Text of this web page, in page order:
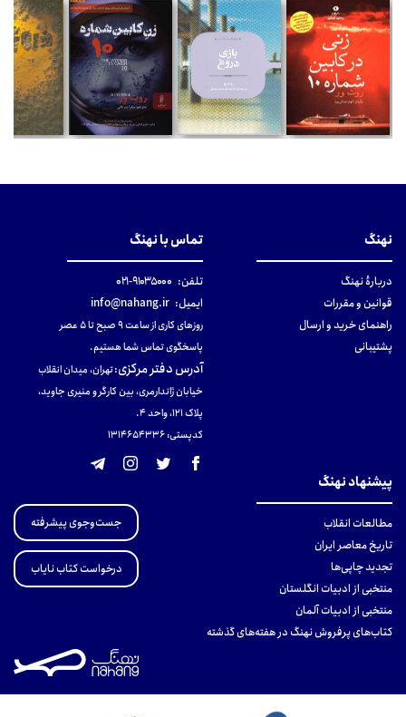
نهنگ
دربارهٔ نهنگ
قوانین و مقررات
راهنمای خرید و ارسال
پشتیبانی
تماس با نهنگ
تلفن: ۹۱۰۳۵۰۰۰-۰۲۱
ایمیل: info@nahang.ir
روزهای کاری از ساعت ۹ صبح تا ۵ عصر
پاسخگوی تماس شما هستیم.
آدرس دفتر مرکزی:تهران، میدان انقلاب
خیابان ژاندارمری، بین کارگر و منیری جاوید،
پلاک 121، واحد ۴.
کدپستی: 131465433۶
پیشنهاد نهنگ
مطالعات انقلاب
تاریخ معاصر ایران
تجدید چاپی‌ها
منتخبی از ادبیات انگلستان
منتخبی از ادبیات آلمان
کتاب‌های پرفروش نهنگ در هفته‌های گذشته
جست‌وجوی پیشرفته
درخواست کتاب نایاب